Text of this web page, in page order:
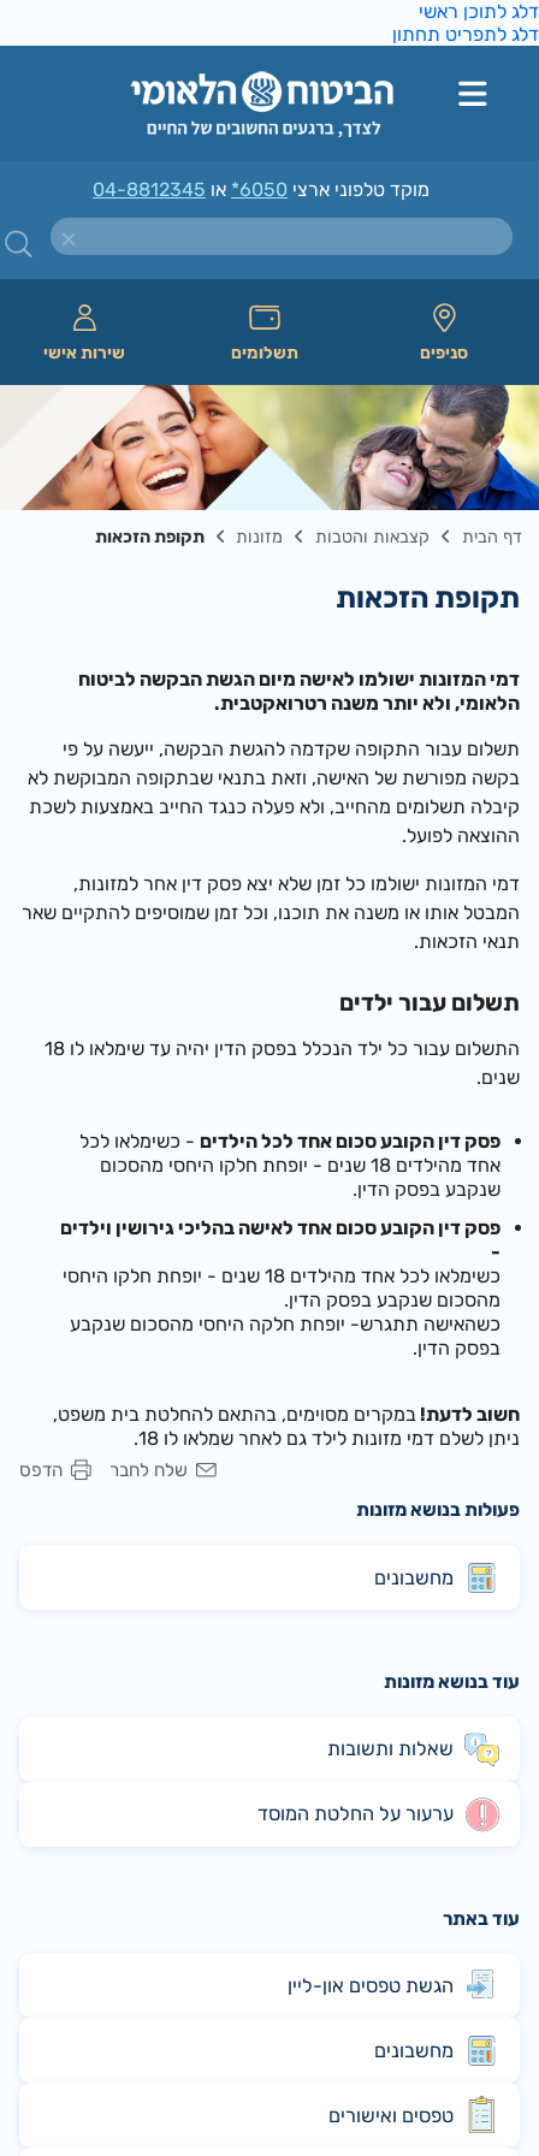
לתוכן ראשי
לתפריט תחתון
מוקד טלפוני ארצי*6050או04-8812345
סניפים תשלומים שירות אישי
דף הבית קצבאות והטבות מזונות תקופת הזכאות
תקופת הזכאות
דמי המזונות ישולמו לאישה מיום הגשת הבקשה לביטוח
הלאומי, ולא יותר משנה רטרואקטבית.
תשלום עבור התקופה שקדמה להגשת הבקשה, ייעשה על פי
בקשה מפורשת של האישה, וזאת בתנאי שבתקופה המבוקשת לא
קיבלה תשלומים מהחייב, ולא פעלה כנגד החייב באמצעות לשכת
ההוצאה לפועל.
דמי המזונות ישולמו כל זמן שלא יצא פסק דין אחר למזונות,
המבטל אותו או משנה את תוכנו, וכל זמן שמוסיפים להתקיים שאר
תנאי הזכאות.
תשלום עבור ילדים
התשלום עבור כל ילד הנכלל בפסק הדין יהיה עד שימלאו לו 18
שנים.
פסק דין הקובע סכום אחד לכל הילדים- כשימלאו לכל
אחד מהילדים 18 שנים - יופחת חלקו היחסי מהסכום
שנקבע בפסק הדין.
פסק דין הקובע סכום אחד לאישה בהליכי גירושין וילדים
שימלאו לכל אחד מהילדים18 שנים -
יופחת חלקו היחסי
מהסכום שנקבע בפסק הדין.
שהאישה תתגרש-יופחת חלקה היחסי מהסכום שנקבע
בפסק הדין.
חשוב לדעת!במקרים מסוימים, בהתאם להחלטת בית משפט,
ניתן לשלם דמי מזונות לילד גם לאחר שמלאו לו 18.
הדפס
שלח לחבר
פעולות בנושא מזונות
מחשבונים
עוד בנושא מזונות
שאלות ותשובות
ערעור על החלטת המוסד
עוד באתר
הגשת טפסים און-ליין
מחשבונים
טפסים ואישורים